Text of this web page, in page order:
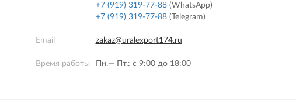
+7 (919) 319-77-88(WhatsApp)
+7 (919) 319-77-88(Telegram)
Email zakaz@uralexport174.ru
Время работы Пн.— Пт.: c 9:00 до 18:00